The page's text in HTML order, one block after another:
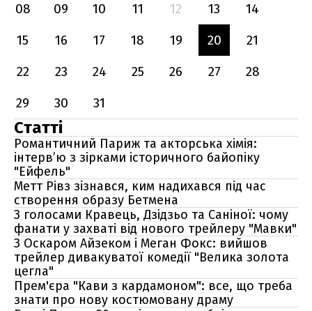
08
09 10 11 12 13
14
15
16 17 18 19 20
21
22
23 24 25 26 27
28
29
30 31
Статті
Романтичний Париж та акторська хімія:
інтерв’ю з зірками історичного байопіку
"Ейфель"
Метт Рівз зізнався, ким надихався під час
створення образу Бетмена
З голосами Кравець, Дзідзьо та Саніної: чому
фанати у захваті від нового трейлеру "Мавки"
З Оскаром Айзеком і Меган Фокс: вийшов
трейлер дивакуватої комедії "Велика золота
цегла"
Прем'єра "Кави з кардамоном": все, що треба
знати про нову костюмовану драму